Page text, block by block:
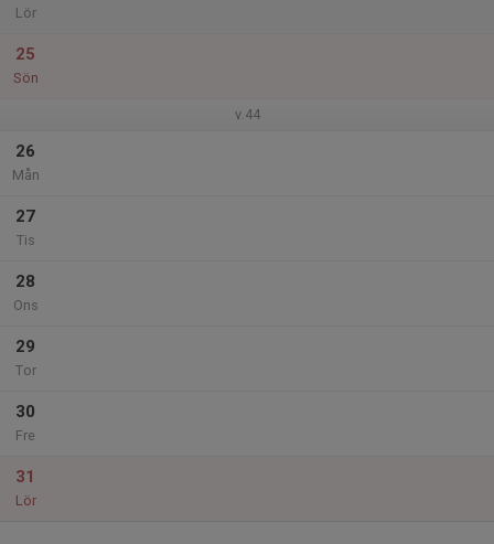
Lör
25
Sön
v.44
26
Mån
27
Tis
28
Ons
29
Tor
30
Fre
31
Lör